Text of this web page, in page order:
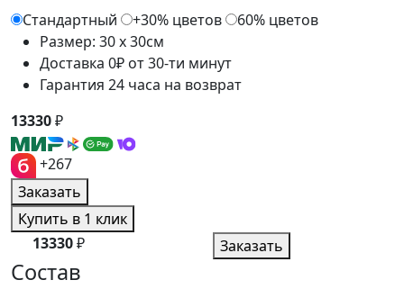
Стандартный
+30% цветов
60% цветов
Размер: 30 x 30см
Доставка 0₽ от 30-ти минут
Гарантия 24 часа на возврат
13330₽
+267
Заказать
Купить в 1 клик
13330₽ Заказать
Состав